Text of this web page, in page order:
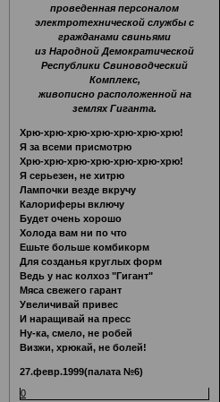
проведенная персоналом
электротехнической службы с
гражданами свиньями
из Народной Демократической
Республики Свиноводческий
Комплекс,
живописно расположенной на
землях Гиганта.
Хрю-хрю-хрю-хрю-хрю-хрю-хрю!
Я за всеми присмотрю
Хрю-хрю-хрю-хрю-хрю-хрю-хрю!
Я серьезен, не хитрю
Лампочки везде вкручу
Калориферы включу
Будет очень хорошо
Холода вам ни по что
Ешьте больше комбикорм
Для созданья круглых форм
Ведь у нас колхоз "Гигант"
Мяса свежего гарант
Увеличивай привес
И наращивай на пресс
Ну-ка, смело, не робей
Визжи, хрюкай, не болей!
27.февр.1999(палата №6)
0